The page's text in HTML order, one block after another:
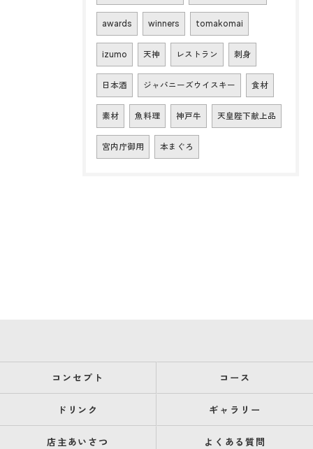
awards winners tomakomai
izumo 天神 レストラン 刺身
日本酒 ジャパニーズウイスキー 食材
素材 魚料理 神戸牛 天皇陛下献上品
宮内庁御用 本まぐろ
コンセプト コース
ドリンク ギャラリー
店主あいさつ よくある質問